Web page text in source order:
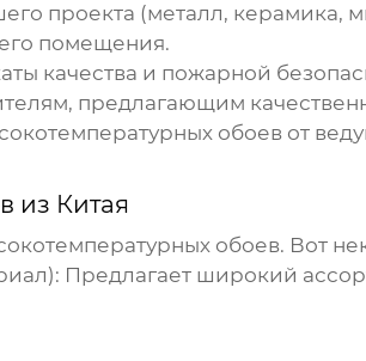
проекта (металл, керамика,
помещения.
качества и пожарной
предлагающим
обоевот
из Китая
обоев. Вот
Предлагает широкий